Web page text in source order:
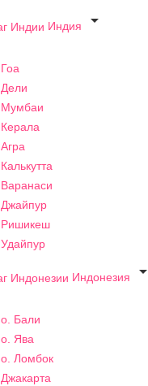
Индия

Гоа
Дели
Мумбаи
Керала
Агра
Калькутта
Варанаси
Джайпур
Ришикеш
Удайпур
Индонезия

о. Бали
о. Ява
о. Ломбок
Джакарта